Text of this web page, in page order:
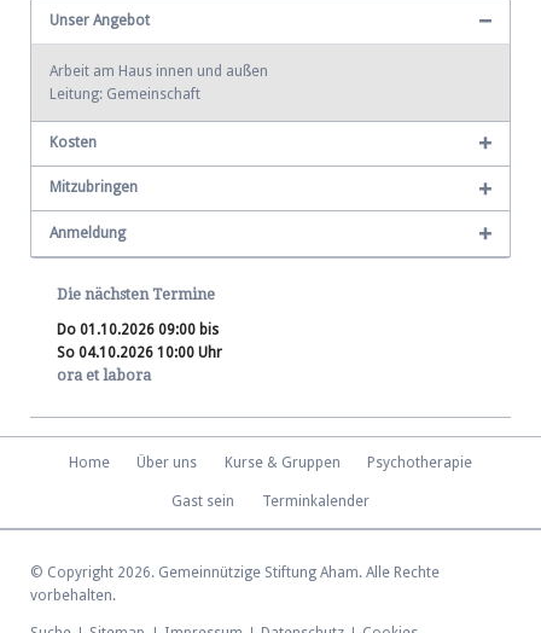
Unser Angebot
Arbeit am Haus innen und außen
Leitung: Gemeinschaft
Kosten
Mitzubringen
Anmeldung
Die nächsten Termine
Do 01.10.2026 09:00 bis
So 04.10.2026 10:00 Uhr
ora et labora
Navigation
Home Über uns Kurse & Gruppen Psychotherapie
Gast sein Terminkalender
© Copyright 2026. Gemeinnützige Stiftung Aham. Alle Rechte
vorbehalten.